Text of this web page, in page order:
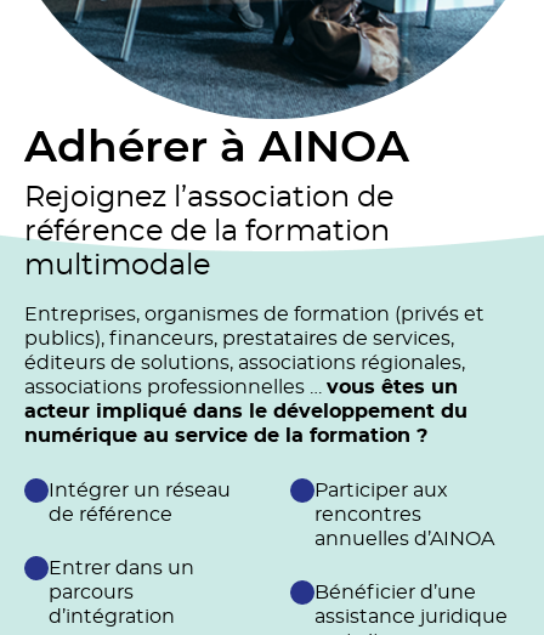
Adhérer à AINOA
Rejoignez l’association de
référence de la formation
multimodale
Entreprises, organismes de formation (privés et
publics), financeurs, prestataires de services,
éditeurs de solutions, associations régionales,
associations professionnelles … vous êtes un
acteur impliqué dans le développement du
numérique au service de la formation ?
Intégrer un réseau
de référence
Entrer dans un
parcours
d’intégration
Participer aux
rencontres
annuelles d’AINOA
Bénéficier d’une
assistance juridique